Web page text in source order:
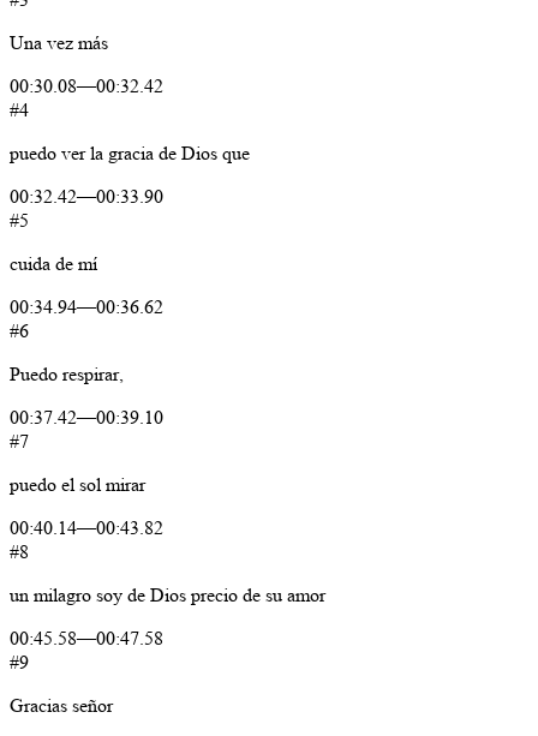
Una vez más
00:30.08—00:32.42
#4
puedo ver la gracia de Dios que
00:32.42—00:33.90
#5
cuida de mí
00:34.94—00:36.62
#6
Puedo respirar,
00:37.42—00:39.10
#7
puedo el sol mirar
00:40.14—00:43.82
#8
un milagro soy de Dios precio de su amor
00:45.58—00:47.58
#9
Gracias señor